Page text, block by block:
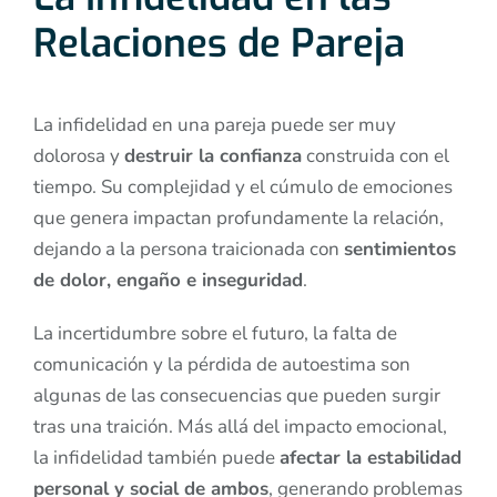
Relaciones de Pareja
La infidelidad en una pareja puede ser muy
dolorosa ydestruir la confianzaconstruida con el
tiempo. Su complejidad y el cúmulo de emociones
que genera impactan profundamente la relación,
dejando a la persona traicionada con sentimientos
de dolor, engaño e inseguridad.
La incertidumbre sobre el futuro, la falta de
comunicación y la pérdida de autoestima son
algunas de las consecuencias que pueden surgir
tras una traición. Más allá del impacto emocional,
la infidelidad también puedeafectar la estabilidad
personal y social de ambos, generando problemas